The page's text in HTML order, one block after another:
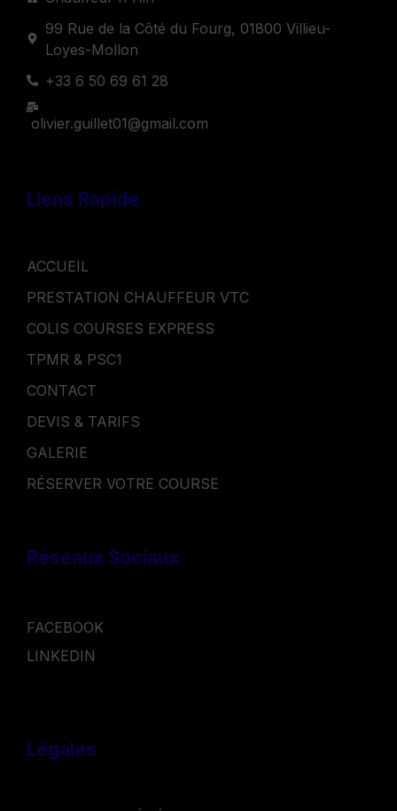
99 Rue de la Côté du Fourg, 01800 Villieu-
Loyes-Mollon
+33 6 50 69 61 28
olivier.guillet01@gmail.com
Liens Rapide
ACCUEIL
PRESTATION CHAUFFEUR VTC
COLIS COURSES EXPRESS
TPMR & PSC1
CONTACT
DEVIS & TARIFS
GALERIE
RÉSERVER VOTRE COURSE
Réseaux Sociaux
FACEBOOK
LINKEDIN
Légales